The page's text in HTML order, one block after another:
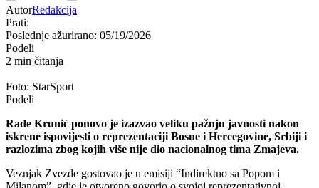
AutorRedakcija
Prati:
Poslednje ažurirano: 05/19/2026
Podeli
2 min čitanja
Foto: StarSport
Podeli
Rade Krunić ponovo je izazvao veliku pažnju javnosti nakon
iskrene ispovijesti o reprezentaciji Bosne i Hercegovine, Srbiji i
razlozima zbog kojih više nije dio nacionalnog tima Zmajeva.
Veznjak Zvezde gostovao je u emisiji “Indirektno sa Popom i